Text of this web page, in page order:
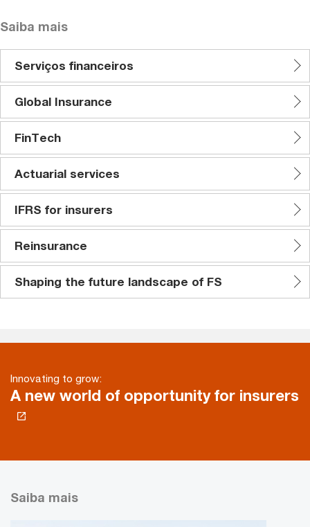
Saiba mais
Serviços financeiros
Global Insurance
FinTech
Actuarial services
IFRS for insurers
Reinsurance
Shaping the future landscape of FS
Innovating to grow:
A new world of opportunity for insurers
Saiba mais